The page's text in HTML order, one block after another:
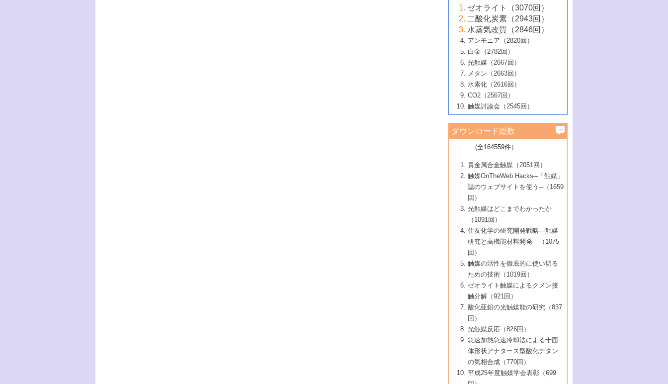
大学：オンライン・対面開催）
6号 メタン転換技術の最新動向
B号 第125回触媒討論会（2020年・工学
院大学）
5号 固体触媒による含窒素有機化合物変
換の最前線
6号 貴金属使用量低減に向けた自動車排
ガス浄化触媒の開発
B号 第123回触媒討論会（2019年・大阪
B号 第121回触媒討論会（2018年・東京
大学）
5号 水素のふるまいを解き明かす最先端
研究
6号 低級アルカンの有効利用のための触
媒技術
B号 第119回触媒討論会（2017年・首都
大学東京）
媒技術
3号 触媒研究の最先端～とびたて若き研究
者たち～（1）
4号 触媒研究の最先端～とびたて若き研究
者たち～（2）
5号 触媒研究の最先端～とびたて若き研究
者たち～（3）
6号 イオニクス材料と燃料電池・電解合成
の最新の研究動向
B号 第117回触媒討論会（2016年・大阪府
立大学）
2号 石油精製用触媒の最近の進展
3号 固体酸化物形燃料電池（SOFC）におけ
るアノード触媒上での燃料直接改質技術
4号 コアシェル構造の制御による触媒機能
5号 工業触媒およびその周辺技術の最近の
進歩
6号 ナノシート
B号 第115回触媒討論会（2015年・成蹊大
2号 光触媒反応機構に関する最新の研究動
向
開発動向
4号 人工光合成に向けた近年のアプローチ
5号 未利用熱エネルギーの有効活用に貢献
する触媒技術
6号 ポリオキソメタレート
B号 第113回触媒討論会（2014年・ロワジ
ールホテル豊橋）
1号 高耐久性燃料電池システム用触媒にお
ける新展開
2号 リビングラジカル重合の最近の動向
3号 天然ガスの化学工業的展開に関する触
媒技術
4号 貴金属触媒の精密構造制御とその活用
5号 バイオマス化成品製造のための固体触
6号 ナノ空間─吸着状態解析から新機能開拓
B号 第111回触媒討論会（2013年・関西大
▼54巻（2012年）
1号 規則性多孔体の利用技術における最近
の進歩
2号 第109回触媒討論会
3号 貴金属低減技術の最新動向
4号 貴金属代替技術の最新動向
5号 光触媒による物質変換反応の新展開
6号 グラフェン
7号 水素を利用する化成品合成の新潮流
▼53巻（2011年）
1号 金属学から見る合金触媒の新展開
2号 第107回触媒討論会
3号 触媒のその場観察法の進歩（１）
4号 触媒のその場観察法の進歩（２）
5号 不活性結合の触媒的活性化による有機
合成
6号 新しい固体酸触媒技術
7号 ゼオライト合成における最近の進歩
▼52巻（2010年）
1号 触媒の劣化対策と長寿命触媒開発
2号 第105回触媒討論会
3号 ナノ構造が拓く新機能
4号 活性サイトおよびその環境の精密な設
計による触媒の高機能化
5号 触媒を有効に使うための技術
7号 有機分子触媒による精密有機合成
8号 高機能化ポリオレフィンに向けた重合
触媒の最近の進展
1号 炭素材料－熱い注目を集める材料－
2号 第103回触媒討論会
3号 環境浄化用光触媒の現状と課題
4号 水素社会の実現に向けた水素製造・貯
蔵技術の進歩
5号 CO2が関わる触媒・材料
7号 持続可能社会実現のための触媒および
触媒関連技術
▼50巻（2008年）
1号 触媒化学と学会のこの10年，半世紀，
そして未来
2号 第101回触媒討論会
4号 錯体を利用したユニークな表面構造の
構築と機能
5号 若手会員による触媒研究の未来展望1：
企業編
6号 第102回触媒討論会
7号 触媒・化学反応における計算化学の進
8号 若手研究者による触媒研究の未来展望
2：大学・研究所編
▼49巻（2007年）
1号 含フッ素化合物の合成と触媒
2号 第99回触媒討論会
3号 実用的ファインケミカル合成プロセス
を実現する触媒
5号 こんな物質，あんな物質―新たな触媒
の可能性―
7号 『結晶の化学』を活かした触媒研究
8号 イオン液体の応用
▼48巻（2006年）
1号 固体酸触媒の最近の進歩
2号 第97回触媒討論会
3号 リビング重合触媒の最近の展開
5号 水素製造・貯蔵のための触媒技術の新
しい展開
6号 第98回触媒討論会
7号 基礎化学品製造の触媒技術
8号 多機能型リアクター
1号 最近の触媒担体とその効果
2号 第95回触媒討論会
4号 水分解用光触媒材料
5号 時間分解分光の進歩と応用
6号 第96回触媒討論会
8号 超臨界流体を用いた化学プロセスの新
▼46巻（2004年）
1号 部分酸化反応触媒の最前線
2号 第93回触媒討論会
3号 特殊エネルギー場の触媒反応
4号 生体内における金属の触媒作用
5号 ファインケミカルズの展開に寄与する
6号 第94回触媒討論会
7号 サブナノレベルでみた新しい表面現象
8号 オレフィン重合触媒の新たな展
▼45巻（2003年）
1号 なぜこの触媒が良いのか？
2号 第91回触媒討論会
3号 最近の自動車排ガス処理技術
4号 触媒研究の現状と将来─第90回触媒討論
5号 基礎化学品製造の触媒技術
6号 第92回触媒討論会
7号 基礎化学品製造の触媒技術
8号 資源の循環と触媒技術
▼44巻（2002年）
1号 高次制御された触媒の化学
2号 第89回触媒討論会
3号 触媒を利用した電気化学の新展開
4号 ナノ材料の調製と機能化
5号 こんな触媒が欲しい
6号 第90回触媒討論会
7号 触媒研究と学術雑誌/情報
8号 若い世代からみた触媒化学の現状と未
▼43巻（2001年）
1号 グリーンケミストリーと触媒
2号 第87回触媒討論会特集号
3号 生体触媒とバイオプロセス
4号 水素製造・利用の触媒化学
5号 触媒研究における新しい切り口：コン
ビナトリアルケミストリー
6号 第88回触媒討論会特集号
7号 企業における触媒研究のブレークスル
8号 この材料を触媒として使ってみません
▼42巻（2000年）
1号 触媒反応工学の明日を拓く
2号 第85回触媒討論会
3号 反応ダイナミクス
5号 触媒のおもしろさをどのように伝える
6号 第86回触媒討論会
7号 水素化精製触媒の新しい展開
8号 新しい反応性と機能性を目指した金属
クラスタ-化学
▼41巻（1999年）
1号 孔、穴、あな?-特異な空間とその利用-
2号 第83回触媒討論会
3号 均一系触媒反応最前線
4号 実用炭素材料の新展開
5号 研究の方法論を考える
7号 機能性金属材料と触媒
8号 触媒研究へのNMRの応用と展望
▼40巻（1998年）
進展と21世紀への提言/創立40周年記念・触
媒学会この10年の歩みとこれから/創立40周
2号 第81回触媒討論会
3号 計算機触媒化学へのさそい
4号 触媒劣化の制御と予測
5号 最新の実用プロセスと触媒
6号 第82回触媒討論会
7号 ナノ構造体の化学
8号 あの反応は今
1号 均一系と不均一系触媒反応-その特徴と
接点
2号 第79回触媒討論会
3号 最新NO除去触媒の実用化研究
4号 新しい反応場を目指した触媒調製
5号 反応・分離技術の新しい展開
6号 第80回触媒討論会
8号 AFMでみる世界
▼38巻（1996年）
1号 触媒の構造と触媒作用/C1化学を中心と
する21世紀への触媒
3号 オリンピックメダル:金・銀・銅はどん
な触媒作用を示すか
4号 触媒作用における機能の複合化
5号 未来を拓け！若手研究者
6号 第78回触媒討論会
7号 ダイナミックな領域への触媒研究の展
開/C1化学を中心とする21世紀への触媒
▼37巻（1995年）
1号 ファインケミカルズと固体触媒
2号 第75回触媒討論会
3号 希土類を利用した触媒
4号 触媒とリサイクル
5号 エネルギー変換触媒
6号 第76回触媒討論会
7号 表面吸着相の新しい展開
8号 マイクロポーラス・クリスタル触媒の
▼36巻（1994年）
1号 電気化学と触媒
2号 第73回触媒討論会
3号 C4化学の展開
4号 《通常号》
5号 《通常号》
6号 第74回触媒討論会
▼35巻（1993年）
1号 工業触媒開発マニュアル―探索から工
業化まで
2号 第71回触媒討論会
3号 研究開発のうらおもて―着想と展開
4号 触媒劣化と寿命の予測
5号 環境に優しい触媒
▼34巻（1992年）
1号 インパクトを与えたこの研究
2号 第69回触媒討論会
3号 ケミカルズ合成触媒―新しい展開と応
▼33巻（1991年）
1号 触媒プロセス開発マニュアル―探索か
ら工業化まで，知っておきたいこと PartII
2号 第67回触媒討論会
▼32巻（1990年）
1号 21世紀に向けて触媒研究の飛躍をめざ
す―触媒化学の裾野を広げよう
2号 第65回触媒討論会
▼31巻（1989年）
1号 情報科学と反応設計・材料設計
▼30巻（1988年）
ゼオライト（3070回）
二酸化炭素（2943回）
水蒸気改質（2846回）
アンモニア（2820回）
白金（2782回）
光触媒（2667回）
メタン（2663回）
水素化（2616回）
CO2（2567回）
触媒討論会（2545回）
ダウンロード総数
(全164559件）
貴金属合金触媒（2051回）
触媒OnTheWeb Hacks─「触媒」
誌のウェブサイトを使う─（1659
回）
光触媒はどこまでわかったか
（1091回）
住友化学の研究開発戦略―触媒
研究と高機能材料開発―（1075
回）
触媒の活性を徹底的に使い切る
ための技術（1019回）
ゼオライト触媒によるクメン接
触分解（921回）
酸化亜鉛の光触媒能の研究（837
回）
光触媒反応（826回）
急速加熱急速冷却法による十面
体形状アナタース型酸化チタン
の気相合成（770回）
平成25年度触媒学会表彰（699